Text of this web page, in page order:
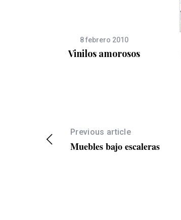
8 febrero 2010
Vinilos amorosos
Previous article
Muebles bajo escaleras